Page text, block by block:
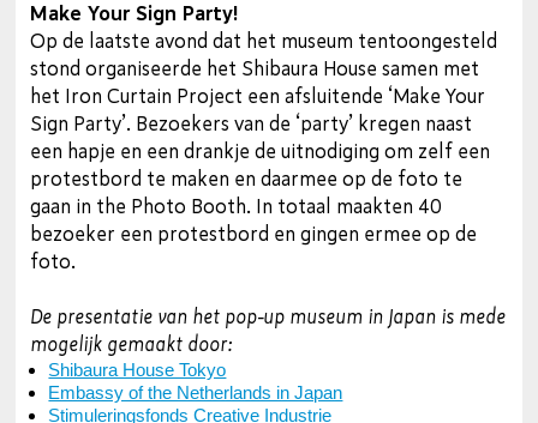
Make Your Sign Party!
Op de laatste avond dat het museum tentoongesteld
stond organiseerde het Shibaura House samen met
het Iron Curtain Project een afsluitende ‘Make Your
Sign Party’. Bezoekers van de ‘party’ kregen naast
een hapje en een drankje de uitnodiging om zelf een
protestbord te maken en daarmee op de foto te
gaan in the Photo Booth. In totaal maakten 40
bezoeker een protestbord en gingen ermee op de
foto.
De presentatie van het pop-up museum in Japan is mede
mogelijk gemaakt door:
Shibaura House Tokyo
Embassy of the Netherlands in Japan
Stimuleringsfonds Creative Industrie